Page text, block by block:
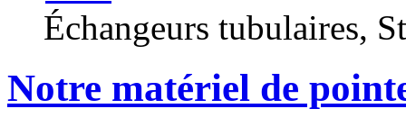
Échangeurs tubulaires,
Notre matériel de